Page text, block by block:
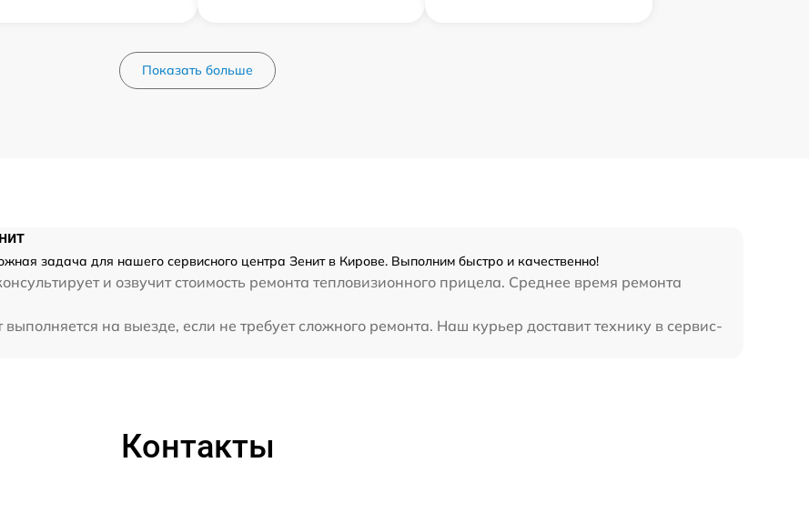
Показать больше
задача для нашего сервисного центра Зенит в Кирове. Выполним быстро и качественно!
и озвучит стоимость ремонта тепловизионного прицела. Среднее время ремонта
на выезде, если не требует сложного ремонта. Наш курьер доставит технику в сервис-
Контакты